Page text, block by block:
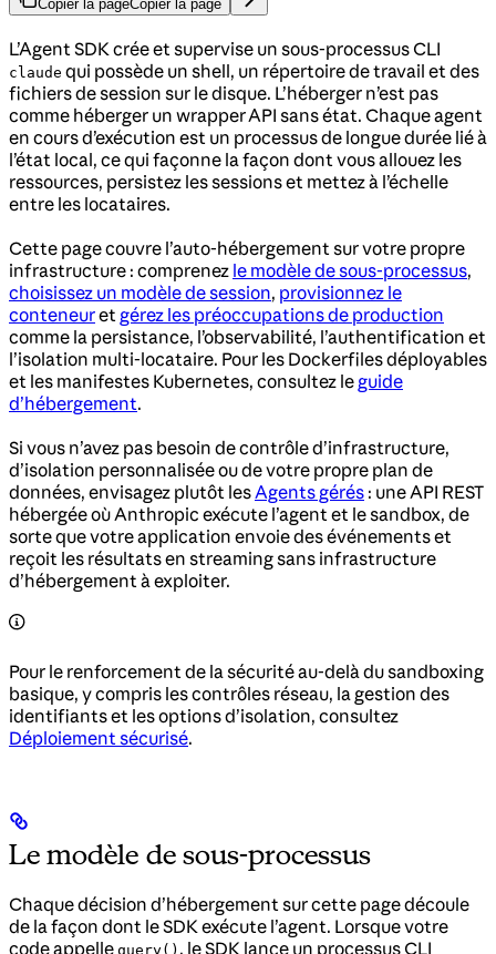
Copier la pageCopier la page
L’Agent SDK crée et supervise un sous-processus CLI
claude qui possède un shell, un répertoire de travail et des
fichiers de session sur le disque. L’héberger n’est pas
comme héberger un wrapper API sans état. Chaque agent
en cours d’exécution est un processus de longue durée lié à
l’état local, ce qui façonne la façon dont vous allouez les
ressources, persistez les sessions et mettez à l’échelle
entre les locataires.
Cette page couvre l’auto-hébergement sur votre propre
infrastructure : comprenez le modèle de sous-processus,
choisissez un modèle de session, provisionnez le
conteneuret gérez les préoccupations de production
comme la persistance, l’observabilité, l’authentification et
l’isolation multi-locataire. Pour les Dockerfiles déployables
et les manifestes Kubernetes, consultez le guide
d’hébergement.
Si vous n’avez pas besoin de contrôle d’infrastructure,
d’isolation personnalisée ou de votre propre plan de
données, envisagez plutôt lesAgents gérés : une API REST
hébergée où Anthropic exécute l’agent et le sandbox, de
sorte que votre application envoie des événements et
reçoit les résultats en streaming sans infrastructure
d’hébergement à exploiter.
Pour le renforcement de la sécurité au-delà du sandboxing
basique, y compris les contrôles réseau, la gestion des
identifiants et les options d’isolation, consultez
Déploiement sécurisé.
Le modèle de sous-processus
Chaque décision d’hébergement sur cette page découle
de la façon dont le SDK exécute l’agent. Lorsque votre
code appelle query() , le SDK lance un processus CLI